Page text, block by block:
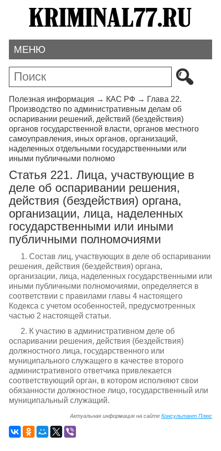
МЕНЮ
Полезная информация → КАС РФ→ Глава 22.
Производство по административным делам об
оспаривании решений, действий (бездействия)
органов государственной власти, органов местного
самоуправления, иных органов, организаций,
наделенных отдельными государственными или
иными публичными полномо
Статья 221. Лица, участвующие в
деле об оспаривании решения,
действия (бездействия) органа,
организации, лица, наделенных
государственными или иными
публичными полномочиями
1. Состав лиц, участвующих в деле об оспаривании
решения, действия (бездействия) органа,
организации, лица, наделенных государственными или
иными публичными полномочиями, определяется в
соответствии с правилами главы 4 настоящего
Кодекса с учетом особенностей, предусмотренных
частью 2 настоящей статьи.
2. К участию в административном деле об
оспаривании решения, действия (бездействия)
должностного лица, государственного или
муниципального служащего в качестве второго
административного ответчика привлекается
соответствующий орган, в котором исполняют свои
обязанности должностное лицо, государственный или
муниципальный служащий.
Актуальная информация на сайтеКонсультант Плюс